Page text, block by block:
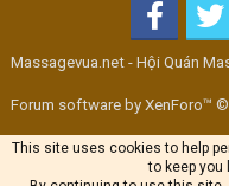
Massagevua.net - Hội Quán
Forum software by XenForo™
This site uses cookies to help
to keep you